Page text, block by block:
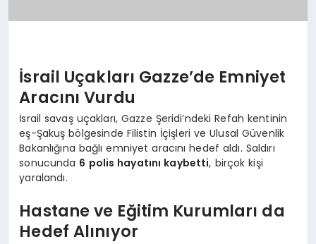
İsrail Uçakları Gazze’de Emniyet
Aracını Vurdu
İsrail savaş uçakları, Gazze Şeridi’ndeki Refah kentinin
eş-Şakuş bölgesinde Filistin İçişleri ve Ulusal Güvenlik
Bakanlığına bağlı emniyet aracını hedef aldı. Saldırı
sonucunda 6 polis hayatını kaybetti, birçok kişi
yaralandı.
Hastane ve Eğitim Kurumları da
Hedef Alınıyor